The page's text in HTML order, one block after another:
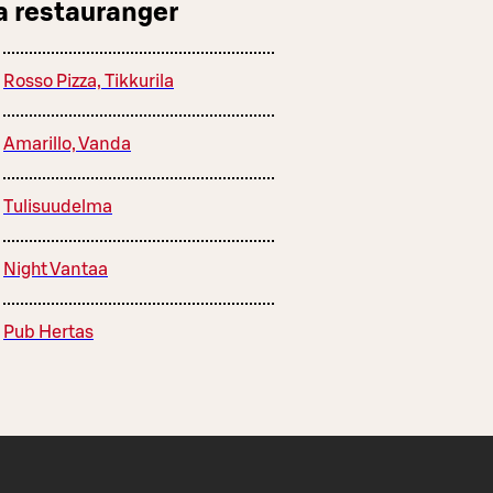
restauranger
Rosso Pizza, Tikkurila
Amarillo, Vanda
Tulisuudelma
Night Vantaa
Pub Hertas